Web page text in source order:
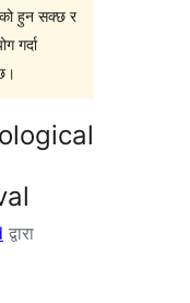
हुन सक्छ र
गर्दा
द्वारा